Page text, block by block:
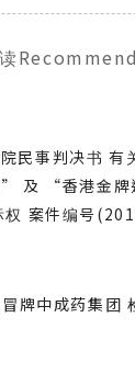
民事判决书
及 “香港金牌
案件编号
牌中成药集团